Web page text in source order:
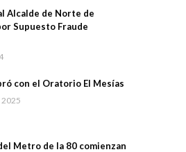
Alcalde de Norte de
Supuesto Fraude
con el Oratorio El Mesías
Metro de la 80 comienzan